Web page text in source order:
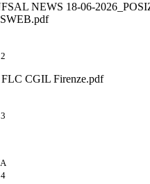
NEWS 18-06-
FLC CGIL Firenze.pdf